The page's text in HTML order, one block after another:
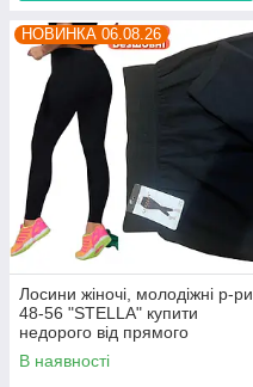
НОВИНКА 06.08.26
Лосини жіночі, молодіжні р-ри
48-56 "STELLA" купити
недорого від прямого
постачальника
В наявності